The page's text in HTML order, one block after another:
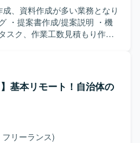
、資料作成が多い業務となり
・提案書作成/提案説明 ・機
スク、作業工数見積もり作成
基本リモート！自治体の
リーランス)